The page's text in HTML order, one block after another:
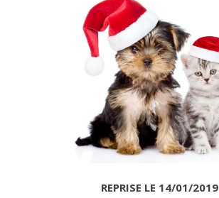
REPRISE LE 14/01/2019